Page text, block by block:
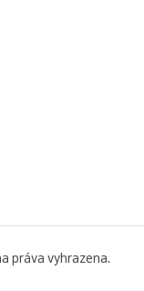
práva vyhrazena.